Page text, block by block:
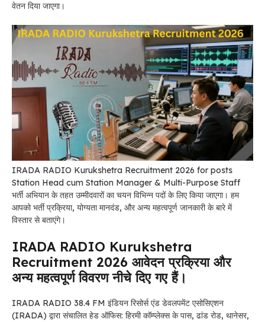
वेतन दिया जाएगा।
IRADA RADIO Kurukshetra Recruitment 2026 for posts
Station Head cum Station Manager & Multi-Purpose Staff
भर्ती अभियान के तहत उम्मीदवारों का चयन विभिन्न पदों के लिए किया जाएगा। हम
आपको भर्ती प्रक्रिया, योग्यता मानदंड, और अन्य महत्वपूर्ण जानकारी के बारे में
विस्तार से बताएंगे।
IRADA RADIO Kurukshetra
Recruitment 2026 आवेदन प्रक्रिया और
अन्य महत्वपूर्ण विवरण नीचे दिए गए हैं।
IRADA RADIO 38.4 FM इंडियन रिसोर्स एंड डेवलपमेंट एसोसिएशन
(IRADA) द्वारा संचालित हेड ऑफिस: हिरमी कॉम्प्लेक्स के पास, ढांड रोड, थानेसर,